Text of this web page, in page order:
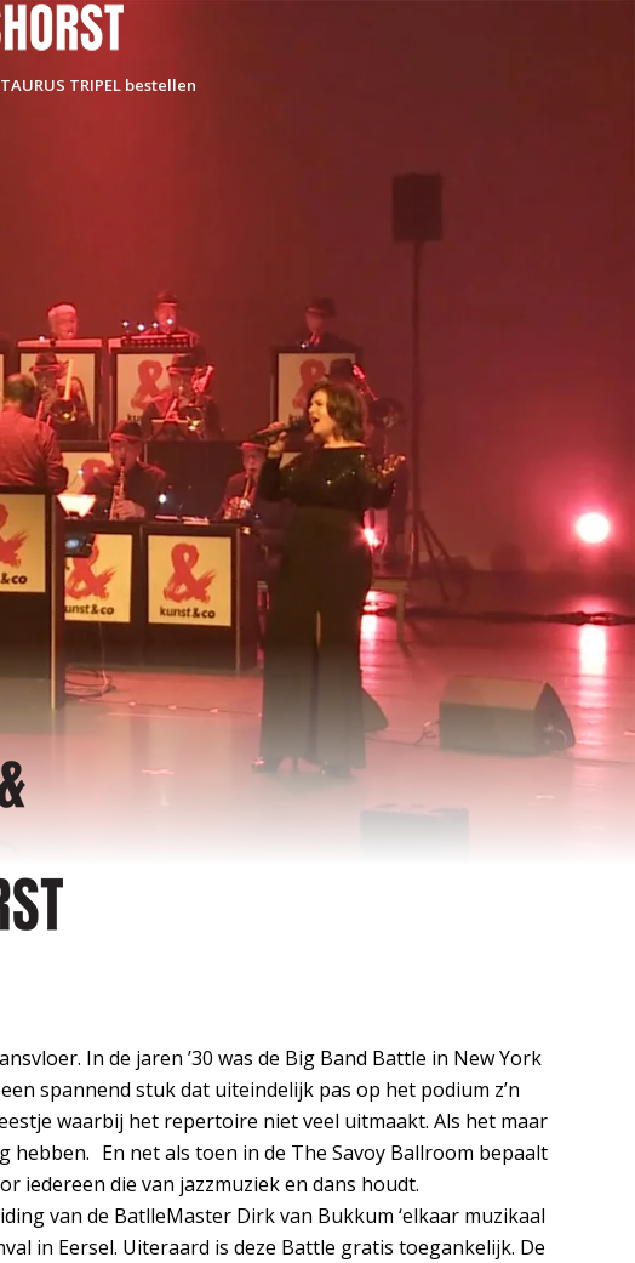
TAURUS TRIPEL bestellen
In de jaren ’30 was de Big Band Battle in New York
spannend stuk dat uiteindelijk pas op het podium z’n
waarbij het repertoire niet veel uitmaakt. Als het maar
En net als toen in de The Savoy Ballroom bepaalt
iedereen die van jazzmuziek en dans houdt.
van de BatlleMaster Dirk van Bukkum ‘elkaar muzikaal
in Eersel. Uiteraard is deze Battle gratis toegankelijk. De